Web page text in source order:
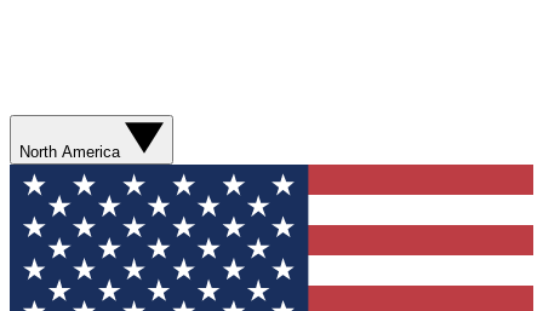
North America